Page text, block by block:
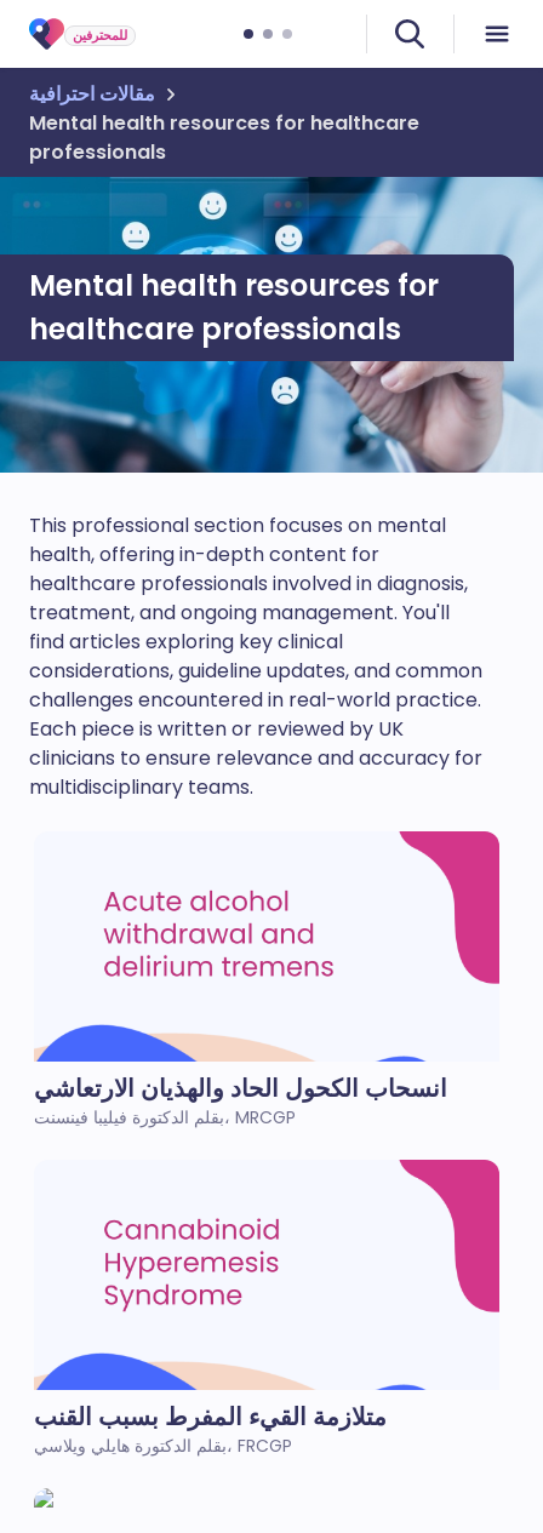
للمحترفين
مقالات احترافية
Mental health resources for healthcare
professionals
Mental health resources for
healthcare professionals
This professional section focuses on mental
health, offering in-depth content for
healthcare professionals involved in diagnosis,
treatment, and ongoing management. You'll
find articles exploring key clinical
considerations, guideline updates, and common
challenges encountered in real-world practice.
Each piece is written or reviewed by UK
clinicians to ensure relevance and accuracy for
multidisciplinary teams.
انسحاب الكحول الحاد والهذيان الارتعاشي
بقلم الدكتورة فيليبا فينسنت، MRCGP
متلازمة القيء المفرط بسبب القنب
بقلم الدكتورة هايلي ويلاسي، FRCGP